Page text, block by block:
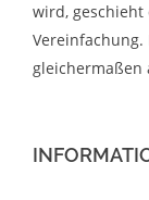
wird,
gleichermaßen